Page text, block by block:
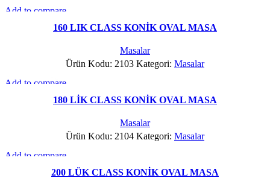
Add to compare
160 LIK CLASS KONİK OVAL MASA
Masalar
Ürün Kodu: 2103 Kategori: Masalar
Add to compare
180 LİK CLASS KONİK OVAL MASA
Masalar
Ürün Kodu: 2104 Kategori: Masalar
Add to compare
Hızlı Gör200 LÜK CLASS KONİK OVAL MASA